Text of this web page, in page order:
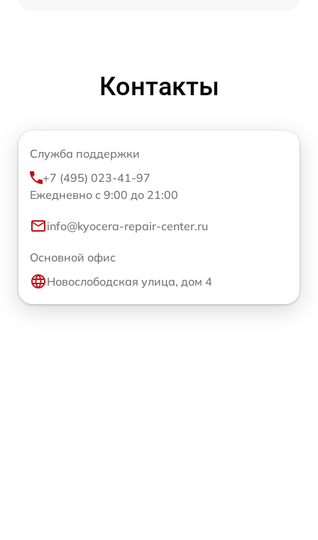
Контакты
Служба поддержки
+7 (495) 023-41-97
Ежедневно с 9:00 до 21:00
info@kyocera-repair-center.ru
Основной офис
Новослободская улица, дом 4